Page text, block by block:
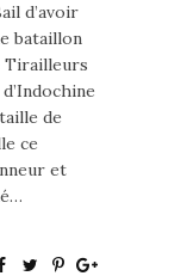
d’avoir
bataillon
Tirailleurs
de
ce
et